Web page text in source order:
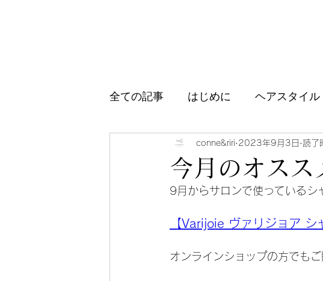
全ての記事 はじめに ヘアスタイル
アイテム紹介 ブログ、つぶやき
今月のオスス
conne&riri 2023年9月3日 読了
9月からサロンで使っているシ
【Varijoie ヴァリジョア シ
オンラインショップの方でも